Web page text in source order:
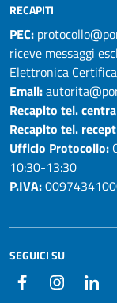
RECAPITI
PEC:
riceve messaggi
Elettronica
Email:
Recapito tel.
Recapito tel.
Ufficio Protocollo:
10:30-13:30
P.IVA:
SEGUICI SU
Facebook